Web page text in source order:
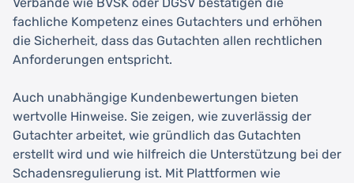
fachliche Kompetenz eines Gutachters und erhöhen
die Sicherheit, dass das Gutachten allen rechtlichen
Anforderungen entspricht.
Auch unabhängige Kundenbewertungen bieten
wertvolle Hinweise. Sie zeigen, wie zuverlässig der
Gutachter arbeitet, wie gründlich das Gutachten
erstellt wird und wie hilfreich die Unterstützung bei der
Schadensregulierung ist. Mit Plattformen wie